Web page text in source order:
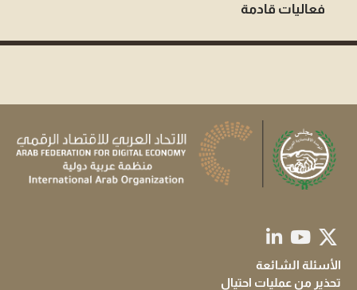
فعاليات قادمة
الأسئلة الشائعة
تحذير من عمليات احتيال